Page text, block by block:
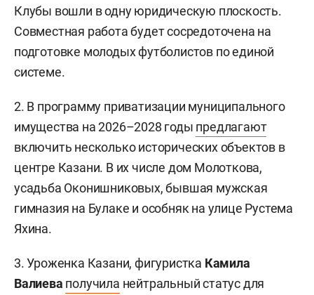
Клубы вошли в одну юридическую плоскость.
Совместная работа будет сосредоточена на
подготовке молодых футболистов по единой
системе.
2. В программу приватизации муниципального
имущества на 2026–2028 годы предлагают
включить несколько исторических объектов в
центре Казани. В их числе дом Молоткова,
усадьба Оконишниковых, бывшая мужская
гимназия на Булаке и особняк на улице Рустема
Яхина.
3. Уроженка Казани, фигуристка Камила
Валиева получила нейтральный статус для